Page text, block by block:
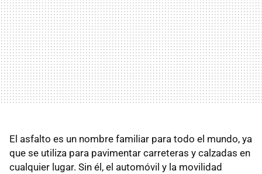
El asfalto es un nombre familiar para todo el mundo, ya
que se utiliza para pavimentar carreteras y calzadas en
cualquier lugar. Sin él, el automóvil y la movilidad